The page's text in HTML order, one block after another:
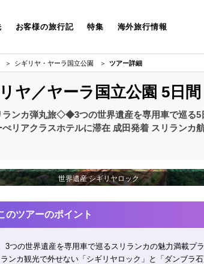
お客様の旅行記 特集 海外旅行情報
シギリヤ・ヤーラ国立公園 ツアー詳細
ヤ／ヤーラ国立公園 5日間
ンカ弾丸旅◇◆3つの世界遺産を専用車で巡る5
ぺリアクラスホテルに滞在 成田発着 スリランカ
世界遺産 シギリヤロック
のツアーのポイント
3つの世界遺産を専用車で巡るスリランカの魅力満載プ
ンカ観光で外せない「シギリヤロック」と「ダンブラ